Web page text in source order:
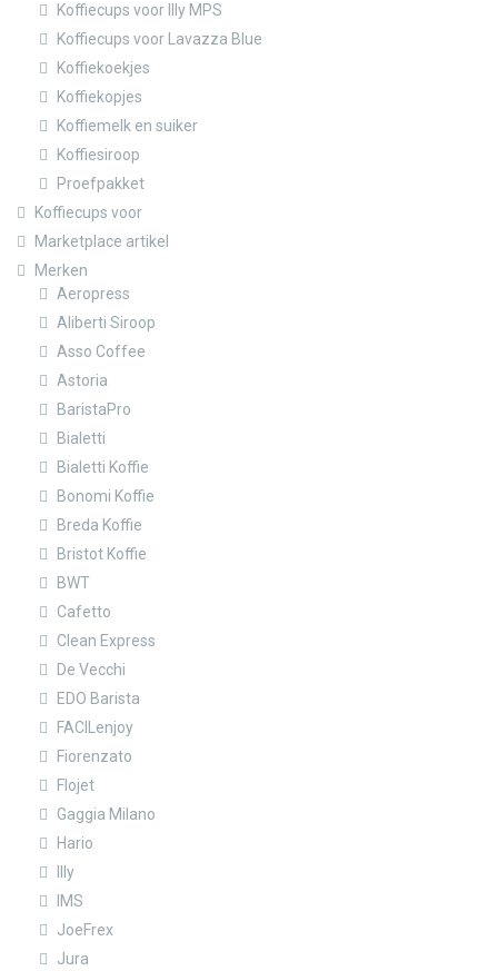
Koffiecups voor Illy MPS
Koffiecups voor Lavazza Blue
Koffiekoekjes
Koffiekopjes
Koffiemelk en suiker
Koffiesiroop
Proefpakket
Koffiecups voor
Marketplace artikel
Merken
Aeropress
Aliberti Siroop
Asso Coffee
Astoria
BaristaPro
Bialetti
Bialetti Koffie
Bonomi Koffie
Breda Koffie
Bristot Koffie
BWT
Cafetto
Clean Express
De Vecchi
EDO Barista
FACILenjoy
Fiorenzato
Flojet
Gaggia Milano
Hario
Illy
IMS
JoeFrex
Jura